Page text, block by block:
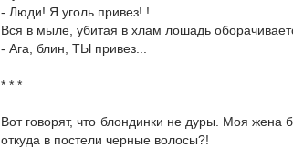
- Люди! Я уголь привез! !
Вся в мыле, убитая в хлам лошадь
- Ага, блин, ТЫ привез...
* * *
Вот говорят, что блондинки не дуры. Моя жена
откуда в постели черные волосы?!